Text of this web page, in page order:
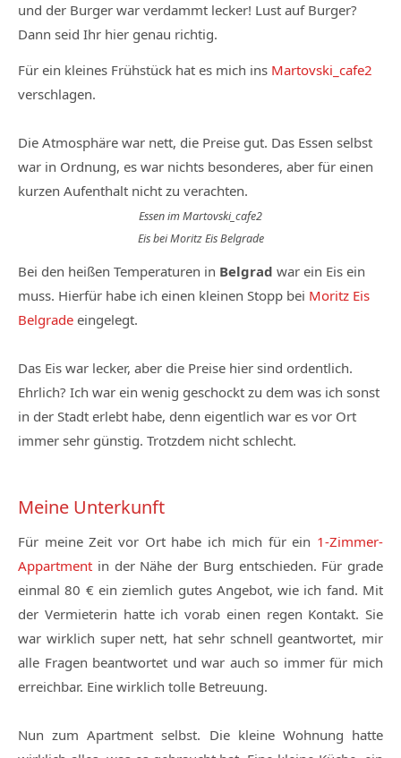
und der Burger war verdammt lecker! Lust auf Burger?
Dann seid Ihr hier genau richtig.
Für ein kleines Frühstück hat es mich ins Martovski_cafe2
verschlagen.
Die Atmosphäre war nett, die Preise gut. Das Essen selbst
war in Ordnung, es war nichts besonderes, aber für einen
kurzen Aufenthalt nicht zu verachten.
Essen im Martovski_cafe2
Eis bei Moritz Eis Belgrade
Bei den heißen Temperaturen in Belgrad war ein Eis ein
muss. Hierfür habe ich einen kleinen Stopp bei Moritz Eis
Belgrade eingelegt.
Das Eis war lecker, aber die Preise hier sind ordentlich.
Ehrlich? Ich war ein wenig geschockt zu dem was ich sonst
in der Stadt erlebt habe, denn eigentlich war es vor Ort
immer sehr günstig. Trotzdem nicht schlecht.
Meine Unterkunft
Für meine Zeit vor Ort habe ich mich für ein 1-Zimmer-
Appartment in der Nähe der Burg entschieden. Für grade
einmal 80 € ein ziemlich gutes Angebot, wie ich fand. Mit
der Vermieterin hatte ich vorab einen regen Kontakt. Sie
war wirklich super nett, hat sehr schnell geantwortet, mir
alle Fragen beantwortet und war auch so immer für mich
erreichbar. Eine wirklich tolle Betreuung.
Nun zum Apartment selbst. Die kleine Wohnung hatte